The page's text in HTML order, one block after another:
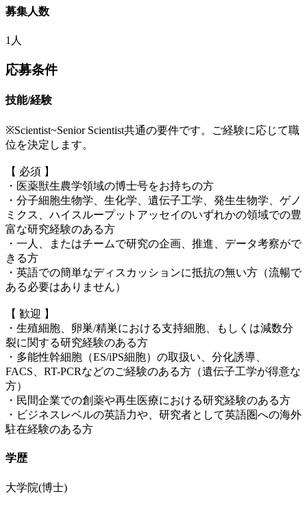
募集人数
1人
応募条件
技能/経験
※Scientist~Senior Scientist共通の要件です。ご経験に応じて職
位を決定します。
【 必須 】
・医薬獣生農学領域の博士号をお持ちの方
・分子細胞生物学、生化学、遺伝子工学、発生生物学、ゲノ
ミクス、ハイスループットアッセイのいずれかの領域での豊
富な研究経験のある方
・一人、またはチームで研究の企画、推進、データ考察がで
きる方
・英語での簡単なディスカッションに抵抗の無い方（流暢で
ある必要はありません）
【 歓迎 】
・生殖細胞、卵巣/精巣における支持細胞、もしくは減数分
裂に関する研究経験のある方
・多能性幹細胞（ES/iPS細胞）の取扱い、分化誘導、
FACS、RT-PCRなどのご経験のある方（遺伝子工学が得意な
方）
・民間企業での創薬や再生医療における研究経験のある方
・ビジネスレベルの英語力や、研究者として英語圏への海外
駐在経験のある方
学歴
大学院(博士)